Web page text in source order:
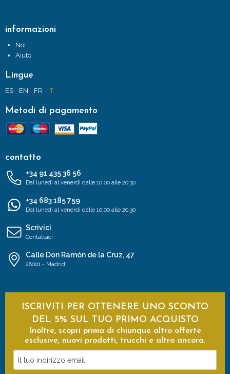
informazioni
Noi
Aiuto
Lingue
ES EN FR IT
Metodi di pagamento
contatto
+34 91 435 36 56
Dal lunedì al venerdì dalle 10:00 alle 20:30
+34 683 185 759
Dal lunedì al venerdì dalle 10:00 alle 20:30
Scrivici
Contattaci
Calle Don Ramón de la Cruz, 47
28001 - Madrid
ISCRIVITI PER OTTENERE UNO SCONTO
DEL 5% SUL TUO PRIMO ACQUISTO
Inoltre, scopri prima di chiunque altro offerte
esclusive, nuovi prodotti, trucchi e altro ancora.
tuo